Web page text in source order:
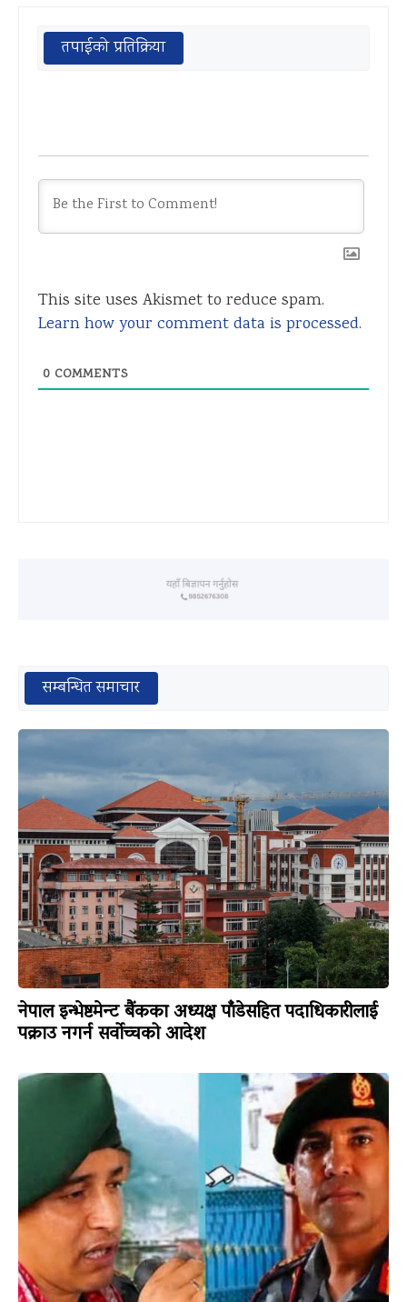
तपाईको प्रतिक्रिया
This site uses Akismet to reduce spam.
Learn how your comment data is processed.
0 COMMENTS
सम्बन्धित समाचार
नेपाल इन्भेष्टमेन्ट बैंकका अध्यक्ष पाँडेसहित पदाधिकारीलाई
पक्राउ नगर्न सर्वोच्चको आदेश